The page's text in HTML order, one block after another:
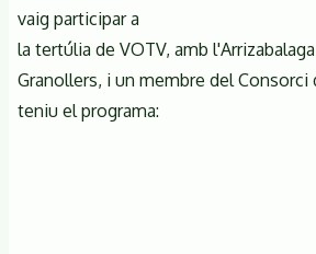
vaig participar a
la tertúlia de VOTV, amb
Granollers, i un membre del
teniu el programa: